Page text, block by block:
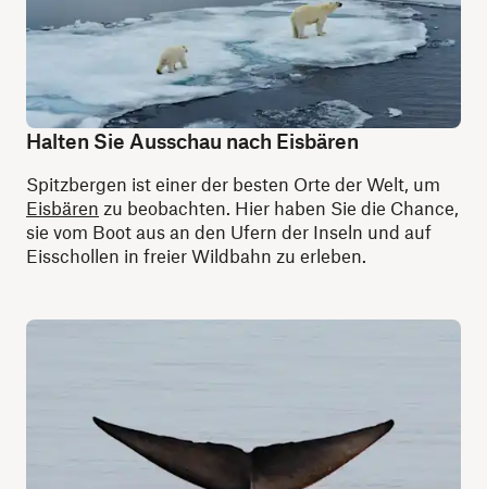
Halten Sie Ausschau nach Eisbären
Spitzbergen ist einer der besten Orte der Welt, um
Eisbären zu beobachten. Hier haben Sie die Chance,
sie vom Boot aus an den Ufern der Inseln und auf
Eisschollen in freier Wildbahn zu erleben.